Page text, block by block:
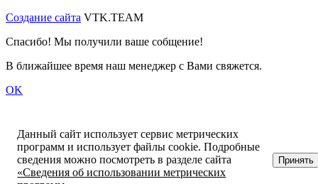
Создание сайта VTK.TEAM
Спасибо! Мы получили ваше собщение!
В ближайшее время наш менеджер с Вами свяжется.
OK
Данный сайт использует сервис метрических
программ и использует файлы cookie. Подробные
сведения можно посмотреть в разделе сайта
«Сведения об использовании метрических
Принять